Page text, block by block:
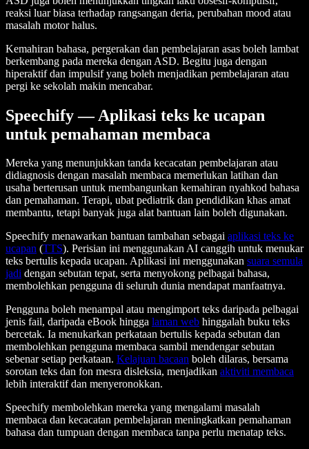
reaksi luar biasa terhadap rangsangan deria, perubahan mood atau
masalah motor halus.
Kemahiran bahasa, pergerakan dan pembelajaran asas boleh lambat
berkembang pada mereka dengan ASD. Begitu juga dengan
hiperaktif dan impulsif yang boleh menjadikan pembelajaran atau
pergi ke sekolah makin mencabar.
Speechify — Aplikasi teks ke ucapan
untuk pemahaman membaca
Mereka yang menunjukkan tanda kecacatan pembelajaran atau
didiagnosis dengan masalah membaca memerlukan latihan dan
usaha berterusan untuk membangunkan kemahiran nyahkod bahasa
dan pemahaman. Terapi, ubat pediatrik dan pendidikan khas amat
membantu, tetapi banyak juga alat bantuan lain boleh digunakan.
Speechify menawarkan bantuan tambahan sebagai aplikasi teks ke
ucapan (TTS). Perisian ini menggunakan AI canggih untuk menukar
teks bertulis kepada ucapan. Aplikasi ini menggunakan suara semula
jadi dengan sebutan tepat, serta menyokong pelbagai bahasa,
membolehkan pengguna di seluruh dunia mendapat manfaatnya.
Pengguna boleh menampal atau mengimport teks daripada pelbagai
jenis fail, daripada eBook hingga laman web hinggalah buku teks
bercetak. Ia menukarkan perkataan bertulis kepada sebutan dan
membolehkan pengguna membaca sambil mendengar sebutan
sebenar setiap perkataan. Kelajuan bacaan boleh dilaras, bersama
sorotan teks dan fon mesra disleksia, menjadikan aktiviti membaca
lebih interaktif dan menyeronokkan.
Speechify membolehkan mereka yang mengalami masalah
membaca dan kecacatan pembelajaran meningkatkan pemahaman
bahasa dan tumpuan dengan membaca tanpa perlu menatap teks.